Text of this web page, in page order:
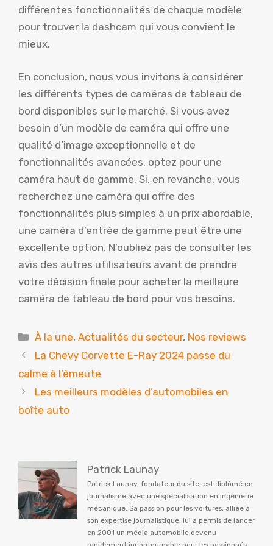
différentes fonctionnalités de chaque modèle
pour trouver la dashcam qui vous convient le
mieux.
En conclusion, nous vous invitons à considérer
les différents types de caméras de tableau de
bord disponibles sur le marché. Si vous avez
besoin d’un modèle de caméra qui offre une
qualité d’image exceptionnelle et de
fonctionnalités avancées, optez pour une
caméra haut de gamme. Si, en revanche, vous
recherchez une caméra qui offre des
fonctionnalités plus simples à un prix abordable,
une caméra d’entrée de gamme peut être une
excellente option. N’oubliez pas de consulter les
avis des autres utilisateurs avant de prendre
votre décision finale pour acheter la meilleure
caméra de tableau de bord pour vos besoins.
Catégories
À la une,Actualités du secteur, Nos reviews
La Chevy Corvette E-Ray 2024 passe du
calme à l’émeute
Les meilleurs modèles d’automobiles en
boîte auto
Patrick Launay
Patrick Launay, fondateur du site, est diplômé en
journalisme avec une spécialisation en ingénierie
mécanique. Sa passion pour les voitures, alliée à
son expertise journalistique, lui a permis de lancer
en 2001 un média automobile devenu